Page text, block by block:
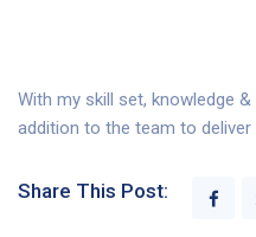
With my skill set, knowledge
addition to the team to
Share This Post: